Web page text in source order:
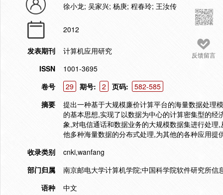
反馈留言
徐小龙; 吴家兴; 杨庚; 程春玲; 王汝传
2012
发表期刊
计算机应用研究
ISSN
1001-3695
卷号
29 期号: 2 页码:
582-585
摘要
提出一种基于大规模廉价计算平台的海量数据处理
的基本思想,实现了以数据为中心的计算密集型的
象,对电信通话和数据业务的大规模数据集进行处
他多种海量数据的分布式处理,为其他的各种应用提
收录类别
cnki,wanfang
部门归属
南京邮电大学计算机学院;中国科学院软件研究所
语种
中文